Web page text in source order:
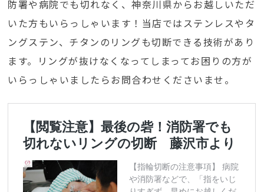
防署や病院でも切れなく、神奈川県からお越しいただ
いた方もいらっしゃいます！当店ではステンレスやタ
ングステン、チタンのリングも切断できる技術があり
ます。リングが抜けなくなってしまってお困りの方が
いらっしゃいましたらお問合わせくださいませ。